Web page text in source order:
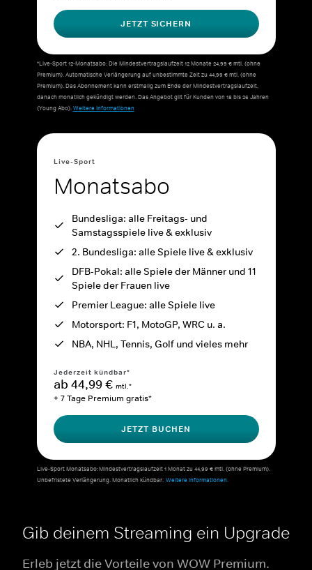
JETZT SICHERN
*Live-Sport 12-Monatsabo: Die Mindestvertragslaufzeit 12 Monate 24,99 € mtl. (ohne
Premium). Automatische Verlängerung auf unbestimmte Zeit zu 44,99 € mtl. (ohne
Premium). Das Abonnement kann erstmalig zum Ende der Mindestvertragslaufzeit,
danach monatlich gekündigt werden. Das Angebot gilt für Kunden von 18 bis 26 Jahren
(Young Abo).Weitere Informationen
Live-Sport
Monatsabo
Bundesliga: alle Freitags- und
Samstagsspiele live & exklusiv
2. Bundesliga: alle Spiele live & exklusiv
DFB-Pokal: alle Spiele der Männer und 11
Spiele der Frauen live
Premier League: alle Spiele live
Motorsport: F1, MotoGP, WRC u. a.
NBA, NHL, Tennis, Golf und vieles mehr
Jederzeit kündbar*
ab 44,99 € mtl.*
+ 7 Tage Premium gratis*
JETZT BUCHEN
Live-Sport Monatsabo: Mindestvertragslaufzeit 1 Monat zu 44,99 € mtl. (ohne Premium).
Unbefristete Verlängerung. Monatlich kündbar. Weitere Informationen.
Gib deinem Streaming ein Upgrade
Erleb jetzt die Vorteile von WOW Premium.